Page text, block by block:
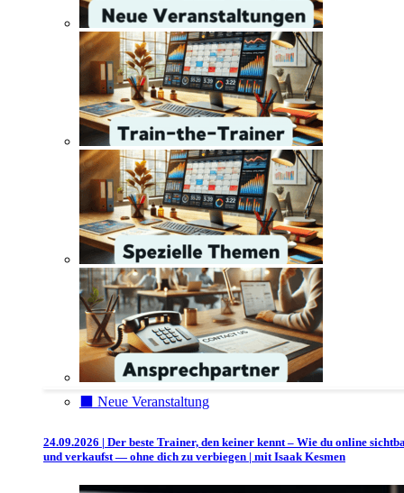
⬛️ Neue Veranstaltung
24.09.2026 | Der beste Trainer, den keiner kennt – Wie du online
und verkaufst — ohne dich zu verbiegen | mit Isaak Kesmen